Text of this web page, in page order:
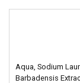
Aqua, Sodium
Barbadensis